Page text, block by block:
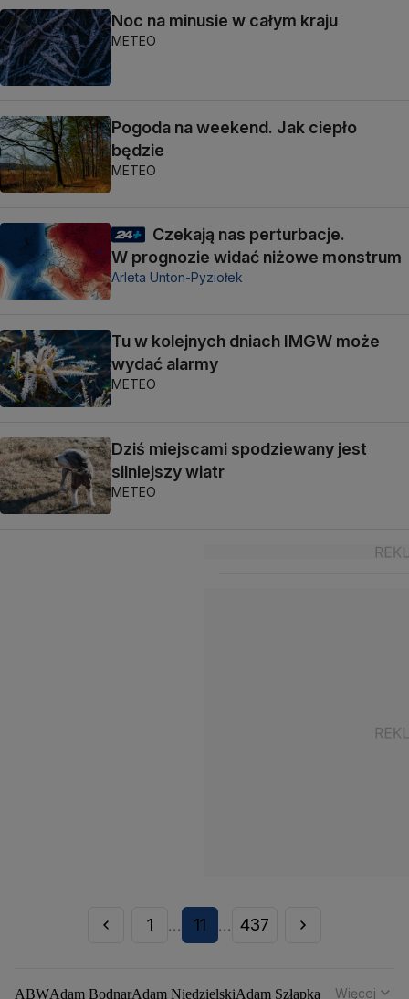
Noc na minusie w całym kraju
METEO
Pogoda na weekend. Jak ciepło
będzie
METEO
Czekają nas perturbacje.
W prognozie widać niżowe monstrum
Arleta Unton-Pyziołek
Tu w kolejnych dniach IMGW może
wydać alarmy
METEO
Dziś miejscami spodziewany jest
silniejszy wiatr
METEO
1 ... 11 ... 437
ABWAdam BodnarAdam NiedzielskiAdam Szłapka
Więcej